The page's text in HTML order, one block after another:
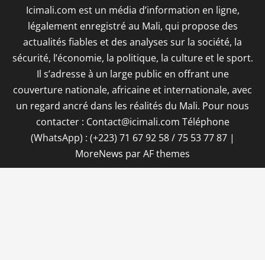
Icimali.com est un média d’information en ligne,
légalement enregistré au Mali, qui propose des
actualités fiables et des analyses sur la société, la
sécurité, l’économie, la politique, la culture et le sport.
Il s’adresse à un large public en offrant une
couverture nationale, africaine et internationale, avec
un regard ancré dans les réalités du Mali. Pour nous
contacter : Contact@icimali.com Téléphone
(WhatsApp) : (+223) 71 67 92 58 / 75 53 77 87 |
MoreNews par AF themes